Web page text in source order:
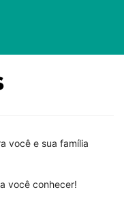
você e sua família
você conhecer!